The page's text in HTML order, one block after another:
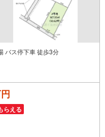
バス停下車 徒歩3分
らえる